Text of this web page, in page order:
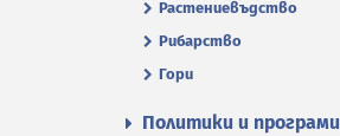
Растениевъдство
Рибарство
Гори
Политики и програми